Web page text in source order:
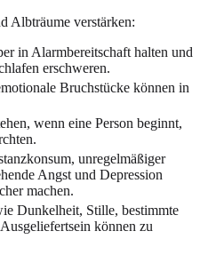
Albträume verstärken:
in Alarmbereitschaft halten und
erschweren.
Bruchstücke können in
wenn eine Person beginnt,
unregelmäßiger
Angst und Depression
machen.
Dunkelheit, Stille, bestimmte
können zu